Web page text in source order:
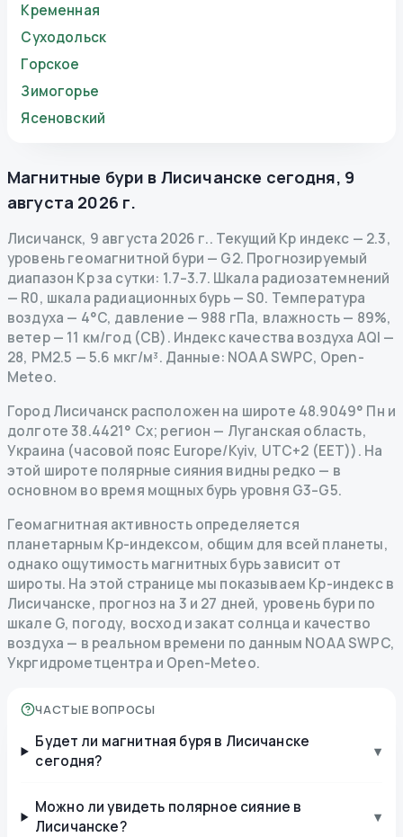
Кременная
Суходольск
Горское
Зимогорье
Ясеновский
Магнитные бури в Лисичанске сегодня, 9
августа 2026 г.
Лисичанск, 9 августа 2026 г.. Текущий Kp индекс — 2.3,
уровень геомагнитной бури — G2. Прогнозируемый
диапазон Kp за сутки: 1.7–3.7. Шкала радиозатемнений
— R0, шкала радиационных бурь— S0. Температура
воздуха — 4°C, давление — 988 гПа, влажность — 89%,
ветер — 11 км/год (СВ). Индекс качества воздуха AQI —
28, PM2.5 — 5.6 мкг/м³. Данные: NOAA SWPC, Open-
Meteo.
Город Лисичанск расположен на широте 48.9049° Пн и
долготе 38.4421° Сх; регион — Луганская область,
Украина (часовой пояс Europe/Kyiv, UTC+2 (EET)). На
этой широте полярные сияния видны редко — в
основном во время мощных бурь уровня G3–G5.
Геомагнитная активность определяется
планетарным Kp-индексом, общим для всей планеты,
однако ощутимость магнитных бурь зависит от
широты. На этой странице мы показываем Kp-индекс в
Лисичанске, прогноз на 3 и 27 дней, уровень бури по
шкале G, погоду, восход и закат солнца и качество
воздуха — в реальном времени по данным NOAA SWPC,
Укргидрометцентра и Open-Meteo.
ЧАСТЫЕ ВОПРОСЫ
Будет ли магнитная буря в Лисичанске
сегодня?
▾
Можно ли увидеть полярное сияние в
Лисичанске?
▾